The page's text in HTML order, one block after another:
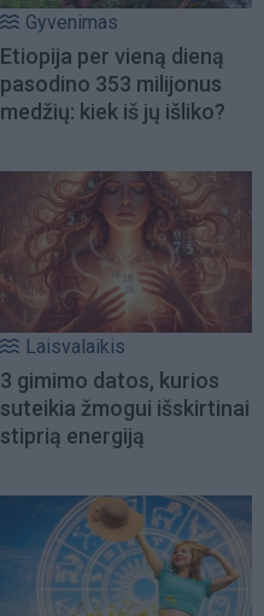
Gyvenimas
Etiopija per vieną dieną
pasodino 353 milijonus
medžių: kiek iš jų išliko?
Laisvalaikis
3 gimimo datos, kurios
suteikia žmogui išskirtinai
stiprią energiją